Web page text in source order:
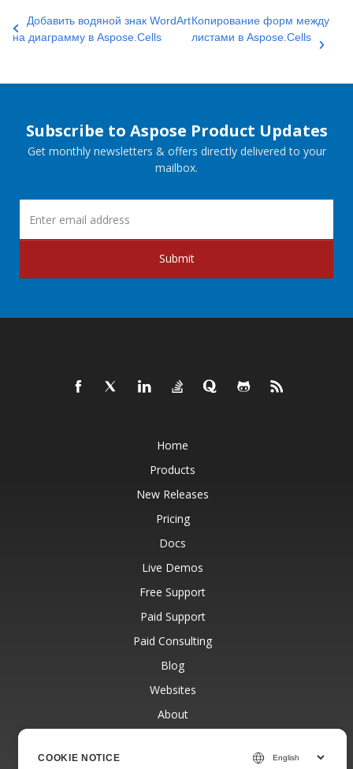
Добавить водяной знак WordArt
на диаграмму в Aspose.Cells
Копирование форм между
листами в Aspose.Cells
Subscribe to Aspose Product Updates
Get monthly newsletters & offers directly delivered to your
mailbox.
Submit
Home
Products
New Releases
Pricing
Docs
Live Demos
Free Support
Paid Support
Paid Consulting
Blog
Websites
About
COOKIE NOTICE